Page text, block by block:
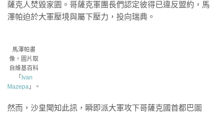
薩克人焚毀家園。哥薩克軍團長們認定彼得已違反盟約，馬
澤帕迫於大軍壓境與屬下壓力，投向瑞典。
馬澤帕畫
像，圖片取
自維基百科
「 Ivan
Mazepa 」。
然而，沙皇聞知此訊，瞬即派大軍攻下哥薩克國首都巴圖